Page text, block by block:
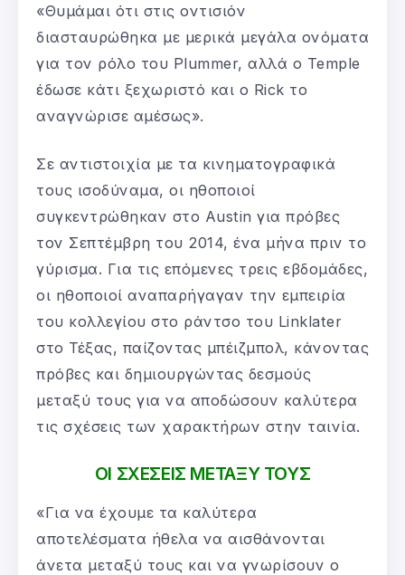
«Θυμάμαι ότι στις οντισιόν
διασταυρώθηκα με μερικά μεγάλα ονόματα
για τον ρόλο του Plummer, αλλά ο Temple
έδωσε κάτι ξεχωριστό και ο Rick το
αναγνώρισε αμέσως».
Σε αντιστοιχία με τα κινηματογραφικά
τους ισοδύναμα, οι ηθοποιοί
συγκεντρώθηκαν στο Austin για πρόβες
τον Σεπτέμβρη του 2014, ένα μήνα πριν το
γύρισμα. Για τις επόμενες τρεις εβδομάδες,
οι ηθοποιοί αναπαρήγαγαν την εμπειρία
του κολλεγίου στο ράντσο του Linklater
στο Τέξας, παίζοντας μπέιζμπολ, κάνοντας
πρόβες και δημιουργώντας δεσμούς
μεταξύ τους για να αποδώσουν καλύτερα
τις σχέσεις των χαρακτήρων στην ταινία.
ΟΙ ΣΧΕΣΕΙΣ ΜΕΤΑΞΥ ΤΟΥΣ
«Για να έχουμε τα καλύτερα
αποτελέσματα ήθελα να αισθάνονται
άνετα μεταξύ τους και να γνωρίσουν ο